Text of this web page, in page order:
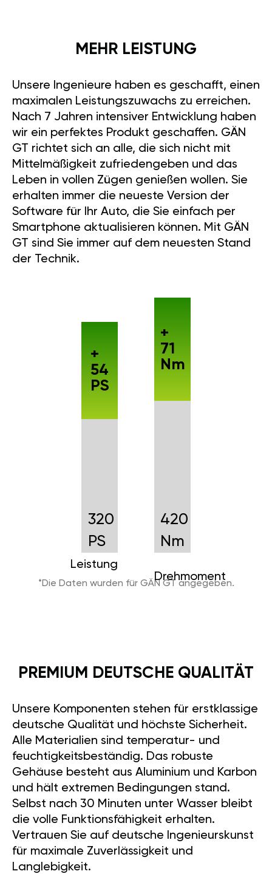
MEHR LEISTUNG
Unsere Ingenieure haben es geschafft, einen
maximalen Leistungszuwachs zu erreichen.
Nach 7 Jahren intensiver Entwicklung haben
wir ein perfektes Produkt geschaffen. GÄN
GT richtet sich an alle, die sich nicht mit
Mittelmäßigkeit zufriedengeben und das
Leben in vollen Zügen genießen wollen. Sie
erhalten immer die neueste Version der
Software für Ihr Auto, die Sie einfach per
Smartphone aktualisieren können. Mit GÄN
GT sind Sie immer auf dem neuesten Stand
der Technik.
320
PS
Leistung
+
54
PS
420
Nm
Drehmoment
+
71
Nm
*Die Daten wurden für GÄN GT angegeben.
PREMIUM DEUTSCHE QUALITÄT
Unsere Komponenten stehen für erstklassige
deutsche Qualität und höchste Sicherheit.
Alle Materialien sind temperatur- und
feuchtigkeitsbeständig. Das robuste
Gehäuse besteht aus Aluminium und Karbon
und hält extremen Bedingungen stand.
Selbst nach 30 Minuten unter Wasser bleibt
die volle Funktionsfähigkeit erhalten.
Vertrauen Sie auf deutsche Ingenieurskunst
für maximale Zuverlässigkeit und
Langlebigkeit.